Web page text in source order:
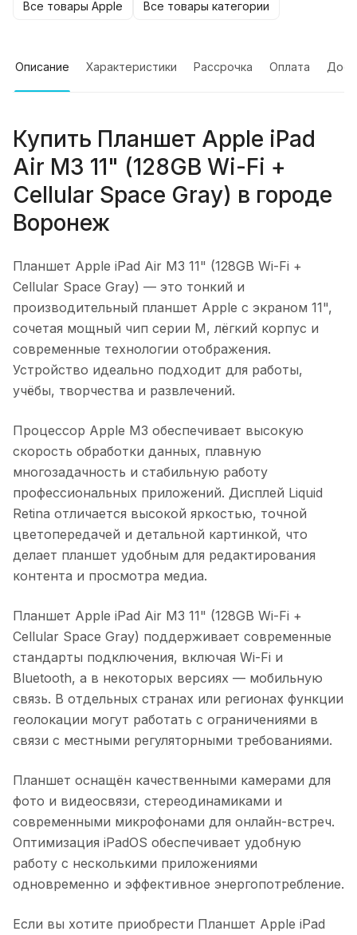
Все товары Apple Все товары категории
Описание Характеристики Рассрочка Оплата
Купить Планшет Apple iPad
Air M3 11" (128GB Wi-Fi +
Cellular Space Gray) в городе
Воронеж
Планшет Apple iPad Air M3 11" (128GB Wi-Fi +
Cellular Space Gray) — это тонкий и
производительный планшет Apple с экраном 11",
сочетая мощный чип серии M, лёгкий корпус и
современные технологии отображения.
Устройство идеально подходит для работы,
учёбы, творчества и развлечений.
Процессор Apple M3 обеспечивает высокую
скорость обработки данных, плавную
многозадачность и стабильную работу
профессиональных приложений. Дисплей Liquid
Retina отличается высокой яркостью, точной
цветопередачей и детальной картинкой, что
делает планшет удобным для редактирования
контента и просмотра медиа.
Планшет Apple iPad Air M3 11" (128GB Wi-Fi +
Cellular Space Gray) поддерживает современные
стандарты подключения, включая Wi-Fi и
Bluetooth, а в некоторых версиях — мобильную
связь. В отдельных странах или регионах функции
геолокации могут работать с ограничениями в
связи с местными регуляторными требованиями.
Планшет оснащён качественными камерами для
фото и видеосвязи, стереодинамиками и
современными микрофонами для онлайн-встреч.
Оптимизация iPadOS обеспечивает удобную
работу с несколькими приложениями
одновременно и эффективное энергопотребление.
Если вы хотите приобрести Планшет Apple iPad